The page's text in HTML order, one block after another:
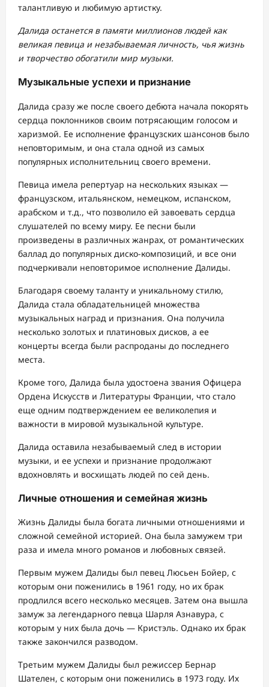
талантливую и любимую артистку.
Далида останется в памяти миллионов людей как
великая певица и незабываемая личность, чья жизнь
и творчество обогатили мир музыки.
Музыкальные успехи и признание
Далида сразу же после своего дебюта начала покорять
сердца поклонников своим потрясающим голосом и
харизмой. Ее исполнение французских шансонов было
неповторимым, и она стала одной из самых
популярных исполнительниц своего времени.
Певица имела репертуар на нескольких языках —
французском, итальянском, немецком, испанском,
арабском и т.д., что позволило ей завоевать сердца
слушателей по всему миру. Ее песни были
произведены в различных жанрах, от романтических
баллад до популярных диско-композиций, и все они
подчеркивали неповторимое исполнение Далиды.
Благодаря своему таланту и уникальному стилю,
Далида стала обладательницей множества
музыкальных наград и признания. Она получила
несколько золотых и платиновых дисков, а ее
концерты всегда были распроданы до последнего
места.
Кроме того, Далида была удостоена звания Офицера
Ордена Искусств и Литературы Франции, что стало
еще одним подтверждением ее великолепия и
важности в мировой музыкальной культуре.
Далида оставила незабываемый след в истории
музыки, и ее успехи и признание продолжают
вдохновлять и восхищать людей по сей день.
Личные отношения и семейная жизнь
Жизнь Далиды была богата личными отношениями и
сложной семейной историей. Она была замужем три
раза и имела много романов и любовных связей.
Первым мужем Далиды был певец Люсьен Бойер, с
которым они поженились в 1961 году, но их брак
продлился всего несколько месяцев. Затем она вышла
замуж за легендарного певца Шарля Азнавура, с
которым у них была дочь — Кристэль. Однако их брак
также закончился разводом.
Третьим мужем Далиды был режиссер Бернар
Шателен, с которым они поженились в 1973 году. Их